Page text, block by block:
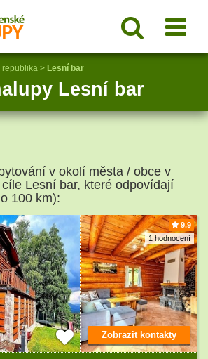
republika > Lesní bar
Lesní bar
v okolí města / obce v
Lesní bar, které odpovídají
100 km):
9.9
1 hodnocení
Zobrazit kontakty